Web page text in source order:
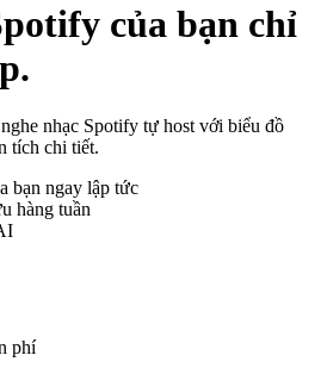
của bạn chỉ
nhạc Spotify tự host với biểu đồ
tích chi tiết.
bạn ngay lập tức
hàng tuần
phí